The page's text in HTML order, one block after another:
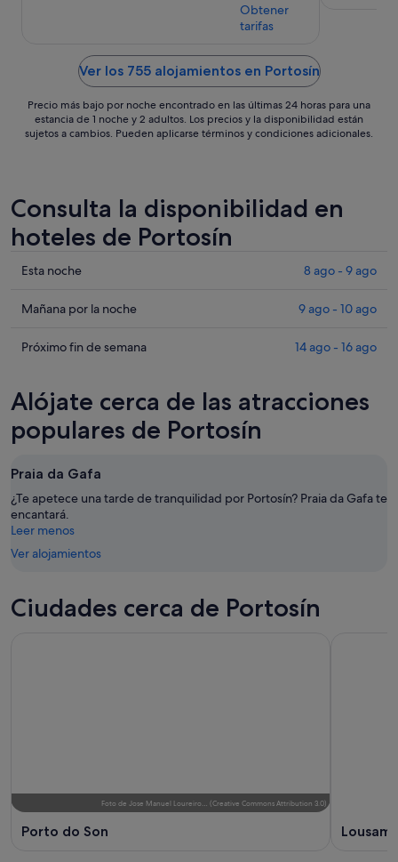
Obtener
tarifas
Ver los 755 alojamientos en Portosín
Precio más bajo por noche encontrado en las últimas 24 horas para una
estancia de 1 noche y 2 adultos. Los precios y la disponibilidad están
sujetos a cambios. Pueden aplicarse términos y condiciones adicionales.
Consulta la disponibilidad en
hoteles de Portosín
Comprueba
precios
Portosín
noche,
ago
9
ago
Esta noche 8 ago - 9 ago
Comprueba
precios
para
mañana
por
noche,
9
ago
-
10
Mañana por la noche 9 ago - 10 ago
Comprueba
en
Portosín
para
próximo
fin
de
semana,
14
16
Próximo fin de semana 14 ago - 16 ago
Alójate cerca de las atracciones
populares de Portosín
Praia da Gafa
¿Te apetece una tarde de tranquilidad por Portosín? Praia da Gafa te
encantará.
Leer menos
Ver alojamientos
Ciudades cerca de Portosín
Foto de Jose Manuel Loureiro… (Creative Commons Attribution 3.0)
Porto do Son